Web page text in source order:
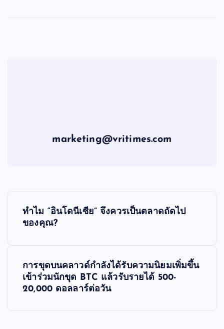
marketing@vritimes.com
ทำไม “อินโดนีเซีย” จึงควรเป็นตลาดถัดไป
ของคุณ?
การขุดบนคลาวด์กำลังได้รับความนิยมเพิ่มขึ้น
เข้าร่วมนักขุด BTC แล้วรับรายได้ 500-
20,000 ดอลลาร์ต่อวัน